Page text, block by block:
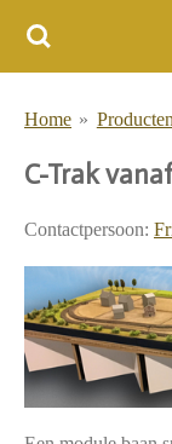
Ga
de
hoofdinhoud
Home »
C-Trak
Contactpersoon: